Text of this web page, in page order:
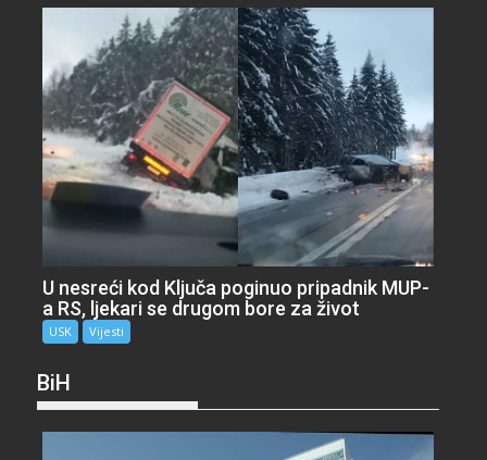
U nesreći kod Ključa poginuo pripadnik MUP-
a RS, ljekari se drugom bore za život
USK Vijesti
BiH